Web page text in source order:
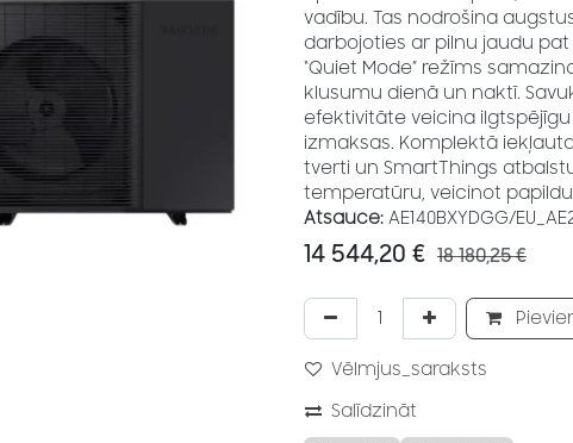
vadību. Tas nodrošina
darbojoties ar pilnu jaudu pat
“Quiet Mode” režīms
klusumu dienā un naktī.
efektivitāte veicina
izmaksas. Komplektā
tverti un SmartThings
temperatūru, veicinot
Atsauce: AE140BXYDGG/
14 544,20 € 18 180,25€
Vēlmjus_saraksts
Salīdzināt